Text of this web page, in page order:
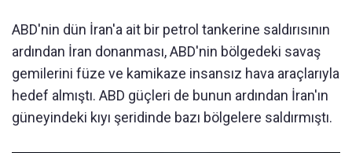
ABD'nin dün İran'a ait bir petrol tankerine saldırısının
ardından İran donanması, ABD'nin bölgedeki savaş
gemilerini füze ve kamikaze insansız hava araçlarıyla
hedef almıştı. ABD güçleri de bunun ardından İran'ın
güneyindeki kıyı şeridinde bazı bölgelere saldırmıştı.